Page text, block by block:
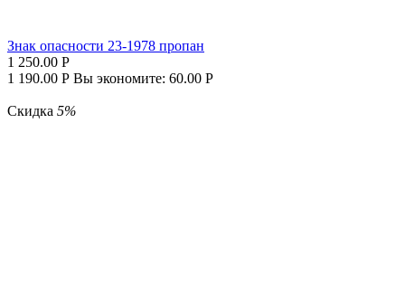
Знак опасности 23-1978 пропан
1 250.00 Р
1 190.00 Р Вы экономите: 60.00 Р
Скидка 5%